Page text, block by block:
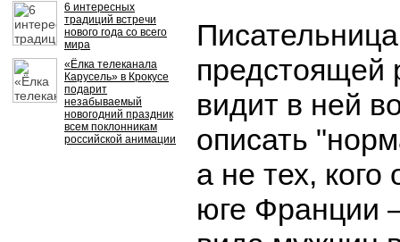
6 интересных
традиций встречи
нового года со всего
мира
«Ёлка телеканала
Карусель» в Крокусе
подарит
незабываемый
новогодний праздник
всем поклонникам
российской анимации
предстоящей
видит в ней
описать
а не тех,
юге Франции